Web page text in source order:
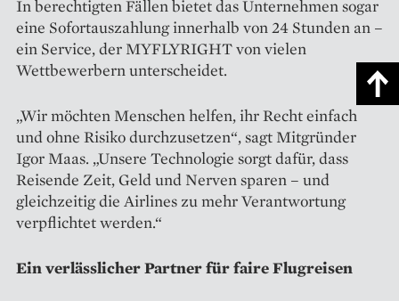
In berechtigten Fällen bietet das Unternehmen sogar
eine Sofortauszahlung innerhalb von 24 Stunden an –
ein Service, der MYFLYRIGHT von vielen
Wettbewerbern unterscheidet.
„Wir möchten Menschen helfen, ihr Recht einfach
und ohne Risiko durchzusetzen“, sagt Mitgründer
Igor Maas. „Unsere Technologie sorgt dafür, dass
Reisende Zeit, Geld und Nerven sparen – und
gleichzeitig die Airlines zu mehr Verantwortung
verpflichtet werden.“
Ein verlässlicher Partner für faire Flugreisen